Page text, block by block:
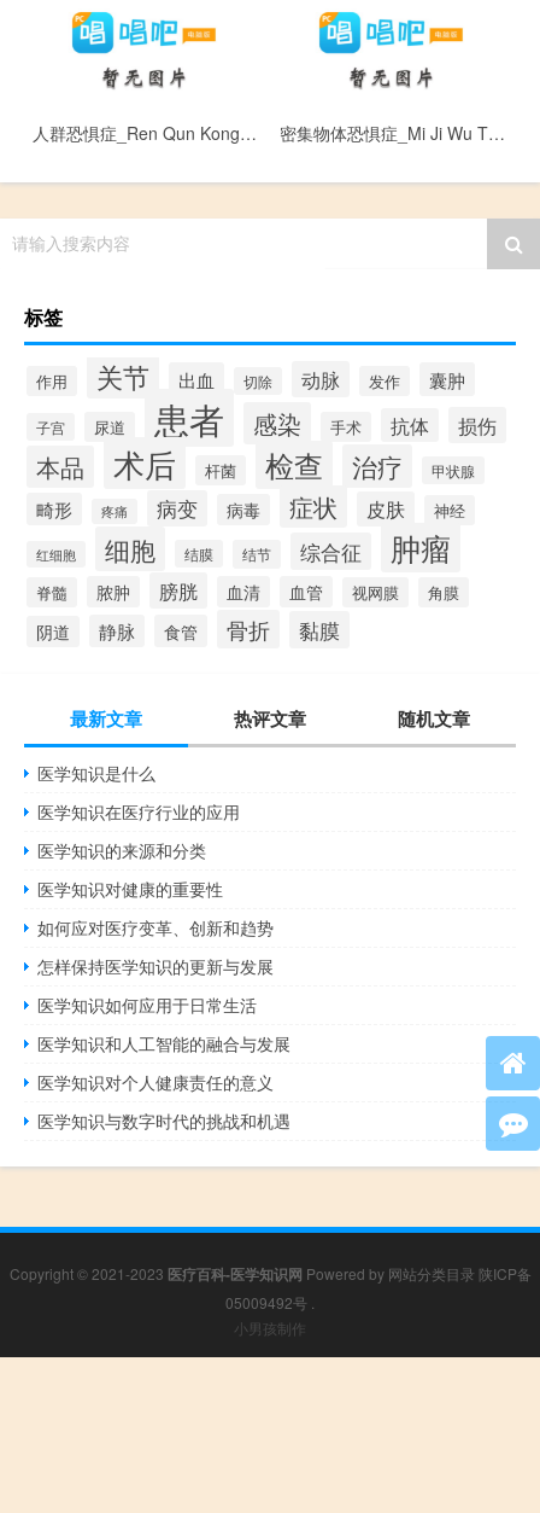
人群恐惧症_Ren Qun Kong Ju ZHeng 密集物体恐惧症_Mi Ji Wu Ti Kong Ju Zheng
请输入搜索内容
标签
作用 关节 出血 切除 动脉 发作 囊肿
子宫 尿道 患者 感染 手术 抗体 损伤
本品 术后 杆菌 检查 治疗 甲状腺
畸形 疼痛 病变 病毒 症状 皮肤 神经
红细胞 细胞 结膜 结节 综合征 肿瘤
脊髓 脓肿 膀胱 血清 血管 视网膜 角膜
阴道 静脉 食管 骨折 黏膜
最新文章 热评文章 随机文章
医学知识是什么
医学知识在医疗行业的应用
医学知识的来源和分类
医学知识对健康的重要性
如何应对医疗变革、创新和趋势
怎样保持医学知识的更新与发展
医学知识如何应用于日常生活
医学知识和人工智能的融合与发展
医学知识对个人健康责任的意义
医学知识与数字时代的挑战和机遇
Copyright © 2021-2023 医疗百科-医学知识网 Powered by 网站分类目录 陕ICP备
05009492号
小男孩制作